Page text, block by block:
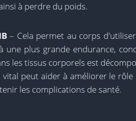
à perdre du poids.
– Cela permet au corps
une plus grande endurance,
les tissus corporels est
vital peut aider à améliorer le
les complications de santé.